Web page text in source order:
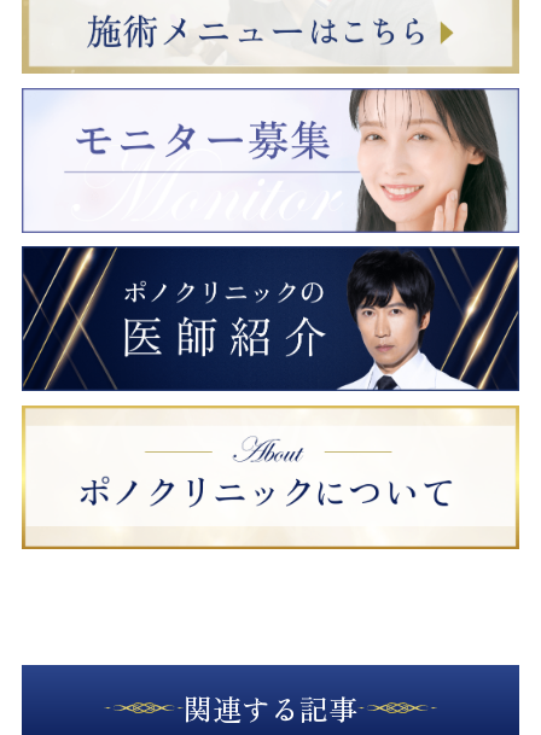
2023年2月
Pono clinic(ポノクリニック)開
業
日本美容外科学会専門医（JSAS）
日本美容外科学会会員（JSAPS）
日本皮膚科学会会員
アラガンジュビダームビスタ認定医
アラガンボトックスビスタ認定医
関連する記事